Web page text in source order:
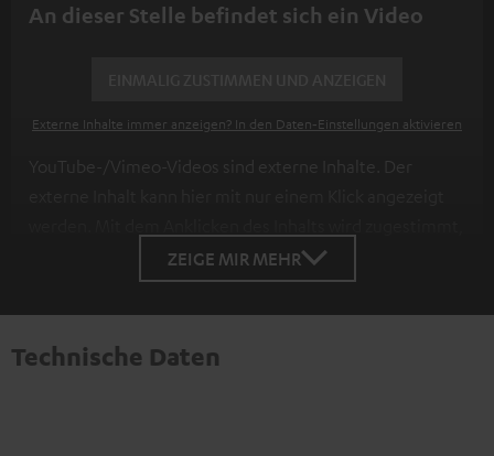
An dieser Stelle befindet sich ein Video
Externe Inhalte immer anzeigen? In den Daten‑Einstellungen aktivieren
YouTube-/Vimeo-Videos sind externe Inhalte. Der
dass externe Inhalte angezeigt werden. Dabei können
personenbezogene Daten an Drittplattformen
übermittelt werden.Weitere Informationen sind in der
Datenschutzerklärung unter I zu finden
ZEIGE MIR MEHR
Technische Daten